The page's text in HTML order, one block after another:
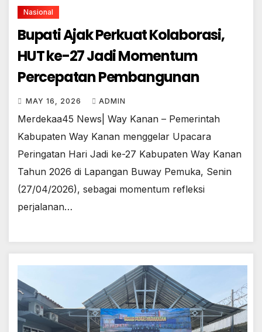
Nasional
Bupati Ajak Perkuat Kolaborasi,
HUT ke-27 Jadi Momentum
Percepatan Pembangunan
MAY 16, 2026 ADMIN
Merdekaa45 News| Way Kanan – Pemerintah
Kabupaten Way Kanan menggelar Upacara
Peringatan Hari Jadi ke-27 Kabupaten Way Kanan
Tahun 2026 di Lapangan Buway Pemuka, Senin
(27/04/2026), sebagai momentum refleksi
perjalanan…